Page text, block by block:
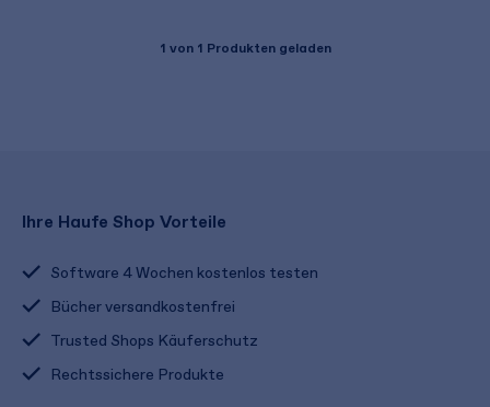
1 von 1 Produkten geladen
Ihre Haufe Shop Vorteile
Software 4 Wochen kostenlos testen
Bücher versandkostenfrei
Trusted Shops Käuferschutz
Rechtssichere Produkte